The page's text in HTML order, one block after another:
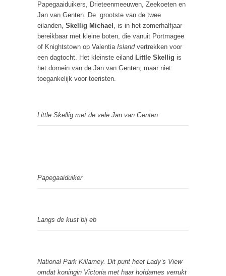
Papegaaiduikers, Drieteenmeeuwen, Zeekoeten en
Jan van Genten. De grootste van de twee
eilanden, Skellig Michael , is in het zomerhalfjaar
bereikbaar met kleine boten, die vanuit Portmagee
of Knightstown op Valentia Islandvertrekken voor
een dagtocht. Het kleinste eiland Little Skellig is
het domein van de Jan van Genten, maar niet
toegankelijk voor toeristen.
Little Skellig met de vele Jan van Genten
Papegaaiduiker
Langs de kust bij eb
National Park Killarney. Dit punt heet Lady’s View
omdat koningin Victoria met haar hofdames verrukt